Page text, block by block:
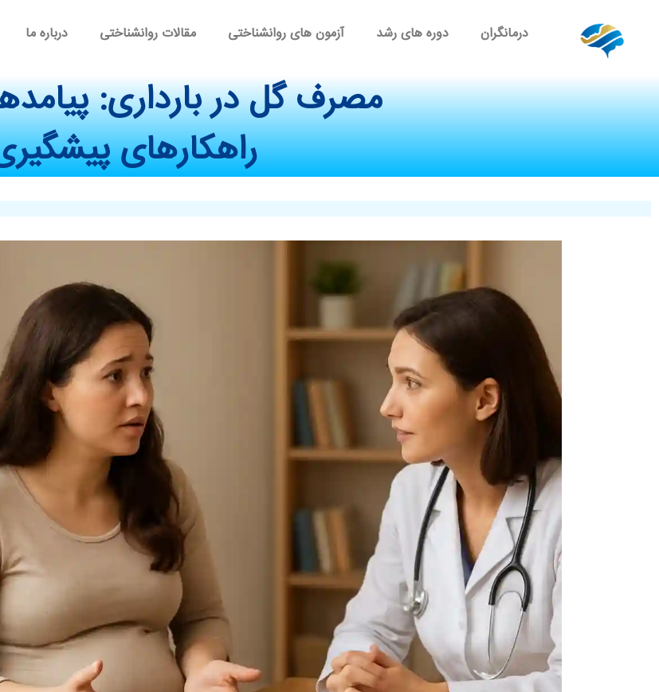
درمانگران دوره های رشد آزمون های روانشناختی مقالات روانشناختی درباره ما
مصرف گل در بارداری:
راهکارهای